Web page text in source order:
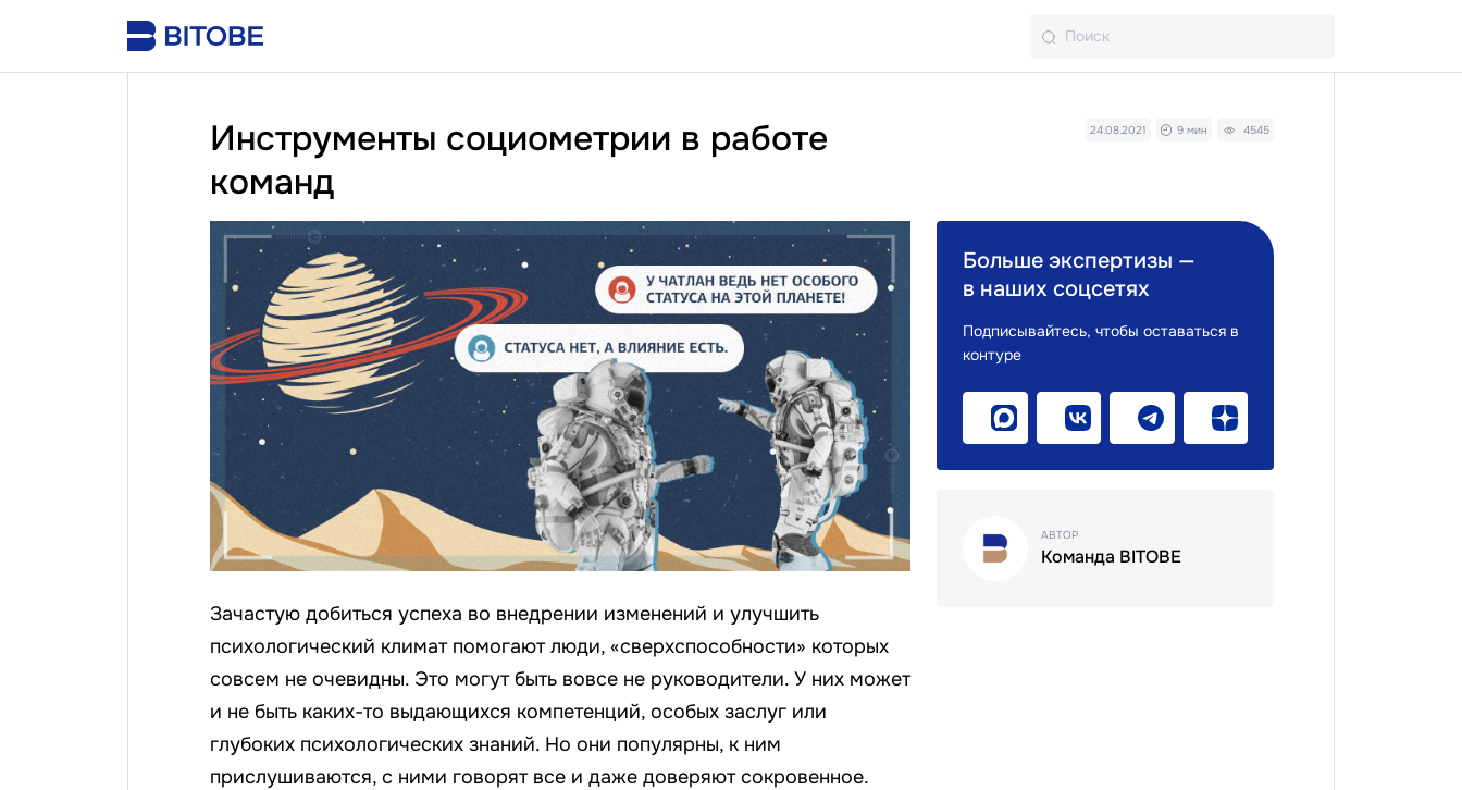
Инструменты социометрии в работе
команд
24.08.2021 9 мин 4545
Зачастую добиться успеха во внедрении изменений и улучшить
психологический климат помогают люди, «сверхспособности» которых
совсем не очевидны. Это могут быть вовсе не руководители. У них может
и не быть каких-то выдающихся компетенций, особых заслуг или
глубоких психологических знаний. Но они популярны, к ним
прислушиваются, с ними говорят все и даже доверяют сокровенное.
Больше экспертизы —
в наших соцсетях
Подписывайтесь, чтобы оставаться в
контуре
АВТОР
Команда BITOBE